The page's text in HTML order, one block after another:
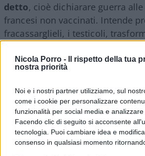
Nicola Porro -
Il rispetto della tua
nostra priorità
Noi e i nostri partner utilizziamo, sul
come i cookie per personalizzare
funzionalità per social media e analizzare
Facendo clic di seguito si acconsente
tecnologia. Puoi cambiare idea e
consenso in qualsiasi momento
detto, cioè dichiarare guerra
francesi non vaccinati. Intende
fracassarglieli, i testicoli,
italiano con i cittadini del
per rompere le scatole ai francesi
Macron – Sbraito tutto il giorno
l’amministrazione quando si
caso, i non vaccinati, ho proprio
incazzare. E dunque
all’ultimo, è questa la strategia”.